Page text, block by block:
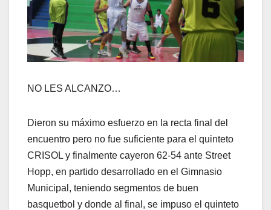
NO LES ALCANZO…
Dieron su máximo esfuerzo en la recta final del
encuentro pero no fue suficiente para el quinteto
CRISOL y finalmente cayeron 62-54 ante Street
Hopp, en partido desarrollado en el Gimnasio
Municipal, teniendo segmentos de buen
basquetbol y donde al final, se impuso el quinteto